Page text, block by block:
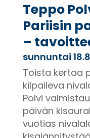
Teppo
Pariisin
–
sunnuntai
Toista kertaa
kilpaileva
Polvi
päivän
vuotias